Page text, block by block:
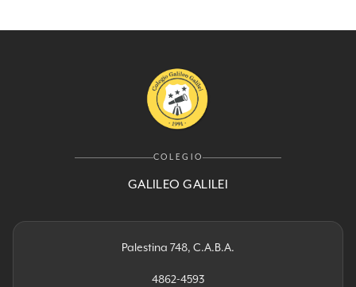
COLEGIO
GALILEO GALILEI
Palestina 748, C.A.B.A.
4862-4593